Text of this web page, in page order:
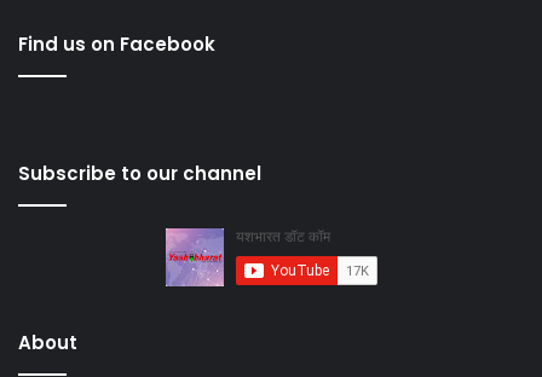
Find us on Facebook
Subscribe to our channel
About